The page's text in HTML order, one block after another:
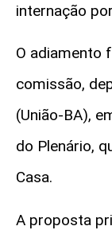
internação
O adiamento
comissão,
(União-BA),
do Plenário,
Casa.
A proposta